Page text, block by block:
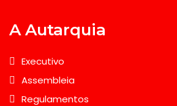
A Autarquia
Executivo
Assembleia
Regulamentos